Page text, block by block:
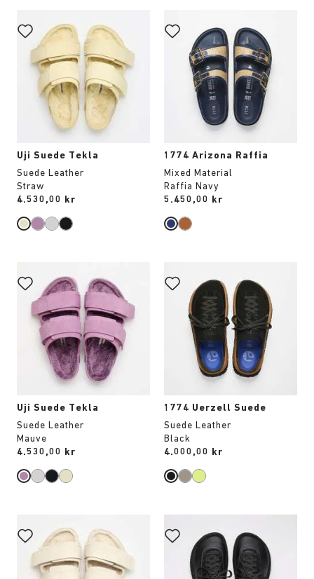
Uji Suede Tekla
Suede Leather
Straw
Price:
4.530,00 kr
med
provfärger
kommer
uppdatera
produktbilden
1774 Arizona Raffia
Mixed Material
Raffia Navy
Price:
5.450,00 kr
med
provfärger
kommer
uppdatera
produktbilden
Uji Suede Tekla
Suede Leather
Mauve
Price:
4.530,00 kr
med
provfärger
kommer
uppdatera
produktbilden
1774 Uerzell Suede
Suede Leather
Black
Price:
4.000,00 kr
med
provfärger
kommer
uppdatera
produktbilden
med
provfärger
kommer
med
provfärger
kommer